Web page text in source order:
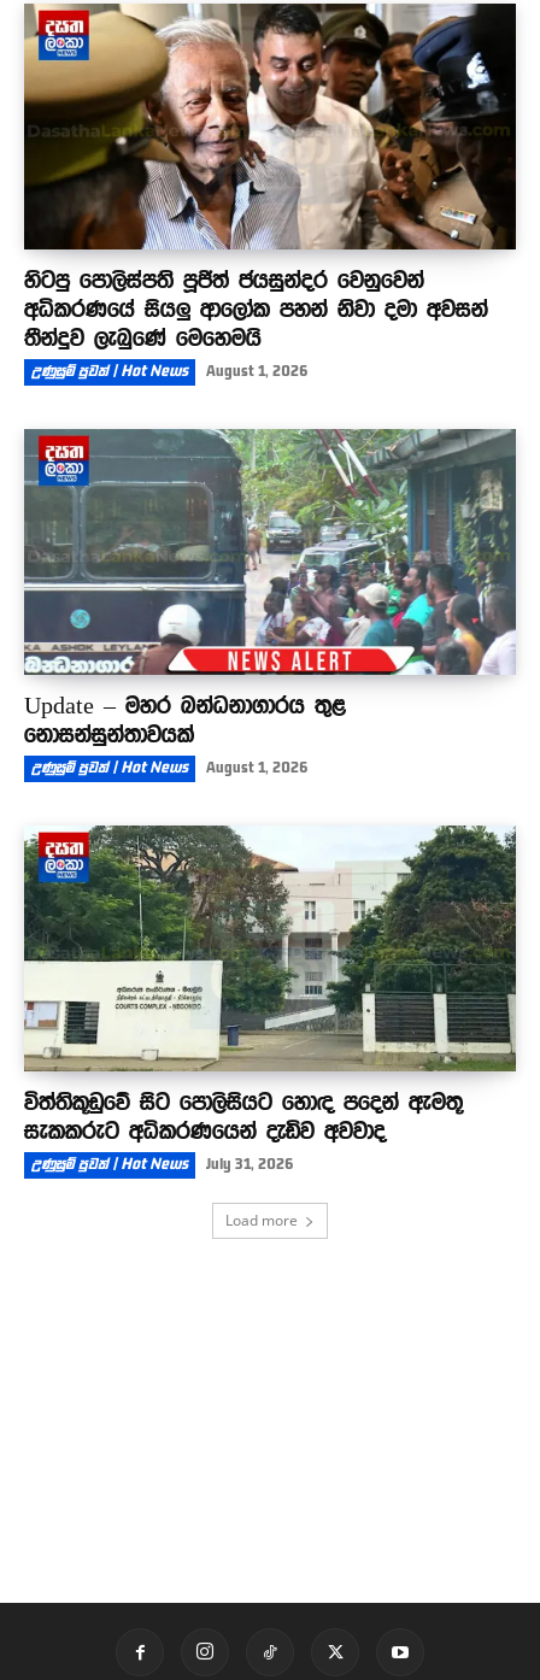
හිටපු පොලිස්පති පූජිත් ජයසුන්දර වෙනුවෙන්
අධිකරණයේ සියලු ආලෝක පහන් නිවා දමා අවසන්
තීන්දුව ලැබුණේ මෙහෙමයි
උණුසුම් පුවත් | Hot News August 1, 2026
Update – මහර බන්ධනාගාරය තුළ
නොසන්සුන්තාවයක්
උණුසුම් පුවත් | Hot News August 1, 2026
විත්තිකූඩුවේ සිට පොලිසියට හොඳ පදෙන් ඇමතූ
සැකකරුට අධිකරණයෙන් දැඩිව අවවාද
උණුසුම් පුවත් | Hot News July 31, 2026
Load more